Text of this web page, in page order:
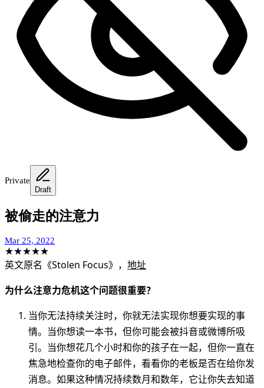
Private
Draft
被偷走的注意力
Mar 25, 2022
★★★★★
英文原名《Stolen Focus》， 地址
为什么注意力危机这个问题很重要？
当你无法持续关注时，你就无法实现你想要实现的事
情。当你想读一本书，但你可能会被抖音或微博所吸
引。当你想花几个小时和你的孩子在一起，但你一直在
焦急地检查你的电子邮件，看看你的老板是否在给你发
消息。如果这种情况持续数月和数年，它让你失去知道